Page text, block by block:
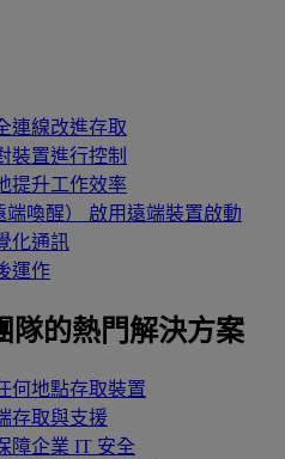
連線改進存取
裝置進行控制
提升工作效率
喚醒）
啟用遠端裝置啟動
化通訊
運作
隊的熱門解決方案
何地點存取裝置
存取與支援
障企業 IT 安全